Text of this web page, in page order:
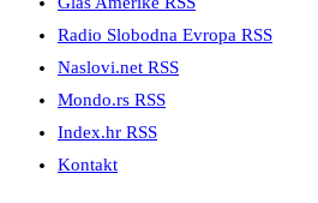
Radio Slobodna Evropa RSS
Naslovi.net RSS
Mondo.rs RSS
Index.hr RSS
Kontakt